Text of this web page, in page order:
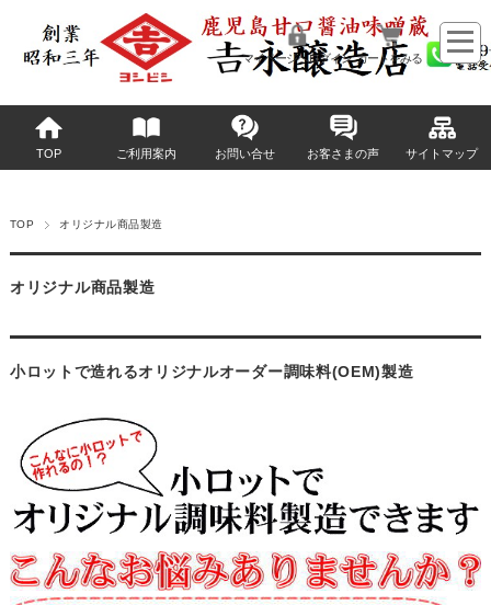
マイページへログイン カートをみる
TOP ご利用案内 お問い合せ お客さまの声 サイトマップ
TOP オリジナル商品製造
オリジナル商品製造
小ロットで造れるオリジナルオーダー調味料(OEM)製造